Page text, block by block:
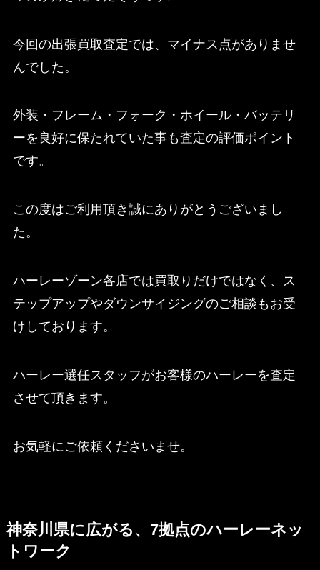
今回の出張買取査定では、マイナス点がありませ
んでした。
外装・フレーム・フォーク・ホイール・バッテリ
ーを良好に保たれていた事も査定の評価ポイント
です。
この度はご利用頂き誠にありがとうございまし
た。
ハーレーゾーン各店では買取りだけではなく、ス
テップアップやダウンサイジングのご相談もお受
けしております。
ハーレー選任スタッフがお客様のハーレーを査定
させて頂きます。
お気軽にご依頼くださいませ。
神奈川県に広がる、7拠点のハーレーネッ
トワーク